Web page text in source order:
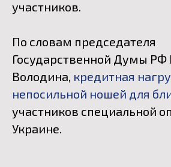
участников.
По словам председателя
Государственной Думы РФ
Володина, кредитная
непосильной ношей для
участников специальной
Украине.